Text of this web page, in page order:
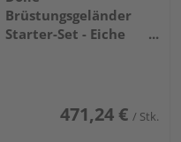
Brüstungsgeländer
Starter-Set - Eiche
471,24 € / Stk.